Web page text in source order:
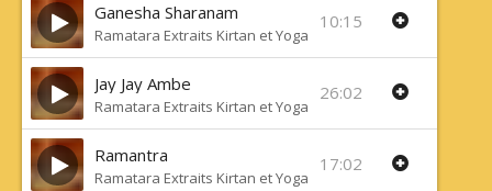
Ganesha Sharanam
Ramatara Extraits Kirtan et Yoga de la Voix
10:15
Jay Jay Ambe
Ramatara Extraits Kirtan et Yoga de la Voix
26:02
Ramantra
Ramatara Extraits Kirtan et Yoga de la Voix
17:02